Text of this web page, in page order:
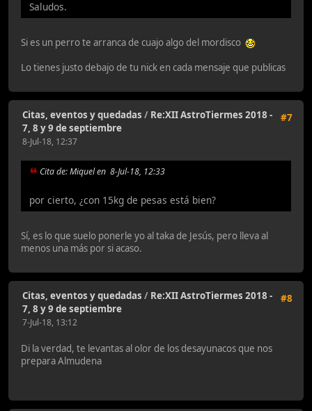
Saludos.
Si es un perro te arranca de cuajo algo del mordisco
Lo tienes justo debajo de tu nick en cada mensaje que publicas
#7
Citas, eventos y quedadas / Re:XII AstroTiermes 2018 -
7, 8 y 9 de septiembre
8-Jul-18, 12:37
Cita de: Miquel en 8-Jul-18, 12:33
por cierto, ¿con 15kg de pesas está bien?
Sí, es lo que suelo ponerle yo al taka de Jesús, pero lleva al
menos una más por si acaso.
#8
Citas, eventos y quedadas / Re:XII AstroTiermes 2018 -
7, 8 y 9 de septiembre
7-Jul-18, 13:12
Di la verdad, te levantas al olor de los desayunacos que nos
prepara Almudena